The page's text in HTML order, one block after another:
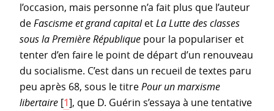
l’occasion, mais personne n’a fait plus que l’auteur
deFascisme et grand capitaletLa Lutte des classes
sous la Première République pour la populariser et
tenter d’en faire le point de départ d’un renouveau
du socialisme. C’est dans un recueil de textes paru
peu après 68, sous le titrePour un marxisme
libertaire [1], que D. Guérin s’essaya à une tentative